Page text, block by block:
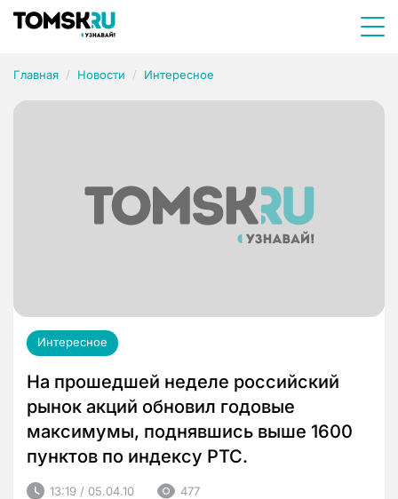
Главная Новости Интересное
Интересное
На прошедшей неделе российский
рынок акций обновил годовые
максимумы, поднявшись выше 1600
пунктов по индексу РТС.
13:19 / 05.04.10 477